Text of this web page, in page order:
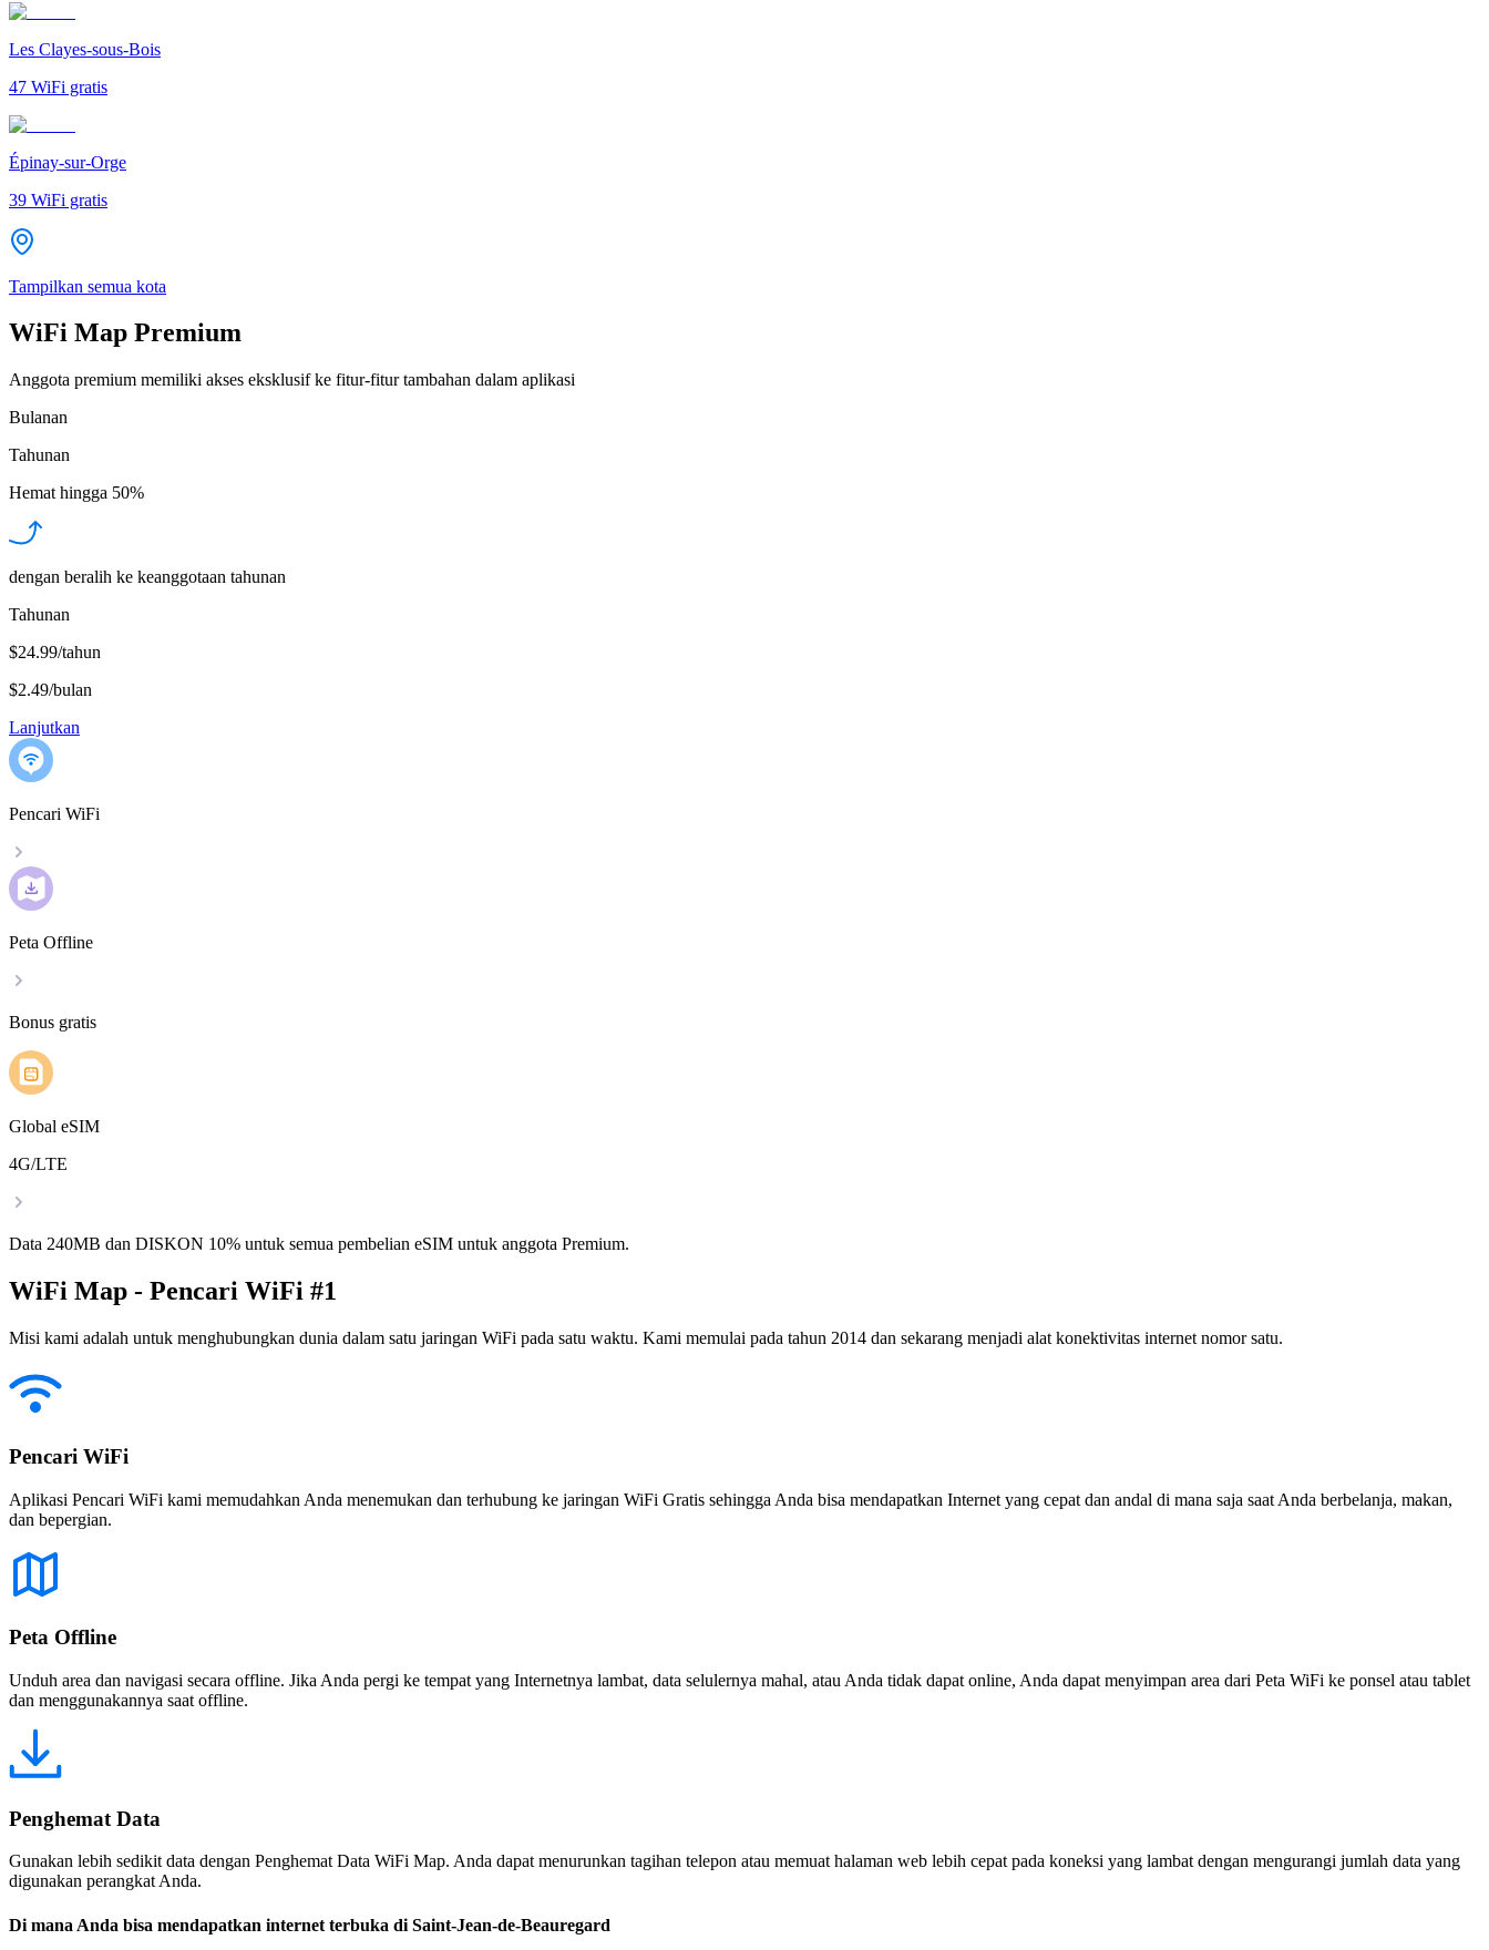
Les Clayes-sous-Bois
47 WiFi gratis
Épinay-sur-Orge
39 WiFi gratis
Tampilkan semua kota
WiFi Map Premium
Anggota premium memiliki akses eksklusif ke fitur-fitur tambahan dalam aplikasi
Bulanan
Tahunan
Hemat hingga 50%
dengan beralih ke keanggotaan tahunan
Tahunan
$24.99/tahun
$2.49/bulan
Lanjutkan
Pencari WiFi
Peta Offline
Bonus gratis
Global eSIM
4G/LTE
Data 240MB dan DISKON 10% untuk semua pembelian eSIM untuk anggota Premium.
WiFi Map - Pencari WiFi #1
Misi kami adalah untuk menghubungkan dunia dalam satu jaringan WiFi pada satu waktu. Kami memulai pada tahun 2014 dan sekarang menjadi alat konektivitas internet nomor satu.
Pencari WiFi
Aplikasi Pencari WiFi kami memudahkan Anda menemukan dan terhubung ke jaringan WiFi Gratis sehingga Anda bisa mendapatkan Internet yang cepat dan andal di mana saja saat Anda berbelanja, makan,
dan bepergian.
Peta Offline
Unduh area dan navigasi secara offline. Jika Anda pergi ke tempat yang Internetnya lambat, data selulernya mahal, atau Anda tidak dapat online, Anda dapat menyimpan area dari Peta WiFi ke ponsel atau tablet
dan menggunakannya saat offline.
Penghemat Data
Gunakan lebih sedikit data dengan Penghemat Data WiFi Map. Anda dapat menurunkan tagihan telepon atau memuat halaman web lebih cepat pada koneksi yang lambat dengan mengurangi jumlah data yang
digunakan perangkat Anda.
Di mana Anda bisa mendapatkan internet terbuka di Saint-Jean-de-Beauregard